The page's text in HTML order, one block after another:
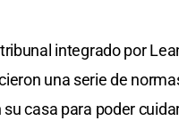
integrado por
una serie de
casa para poder